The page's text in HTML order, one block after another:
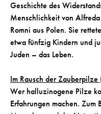
Geschichte des
Menschlichkeit von
Romni aus Polen. Sie
etwa fünfzig Kindern und
Juden – das Leben.
Im Rausch der Zauberpilze
Wer halluzinogene Pilze
Erfahrungen machen. Zum